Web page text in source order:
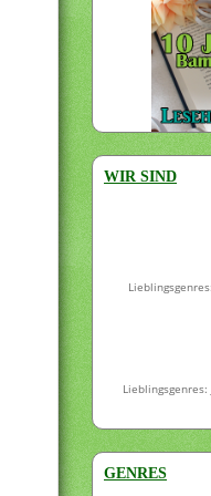
WIR SIND
GENRES